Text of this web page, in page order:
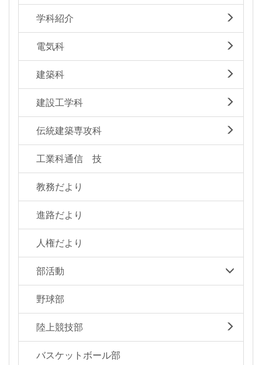
学科紹介
電気科
建築科
建設工学科
伝統建築専攻科
工業科通信 技
教務だより
進路だより
人権だより
部活動
野球部
陸上競技部
バスケットボール部